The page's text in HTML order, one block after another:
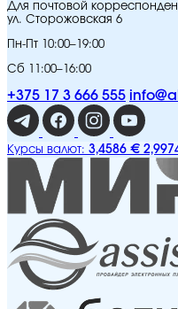
Для почтовой
ул. Сторожовская 6
Пн-Пт 10:00–19:00
Сб 11:00–16:00
+375 17 3 666 555
Курсы валют: 3,4586 €